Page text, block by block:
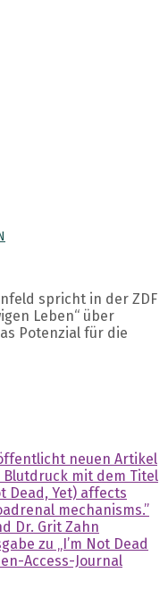
spricht in der ZDF
Leben“ über
Potenzial für die
neuen Artikel
mit dem Titel
Dead, Yet) affects
mechanisms.”
Dr. Grit Zahn
zu „I’m Not Dead
Access-Journal